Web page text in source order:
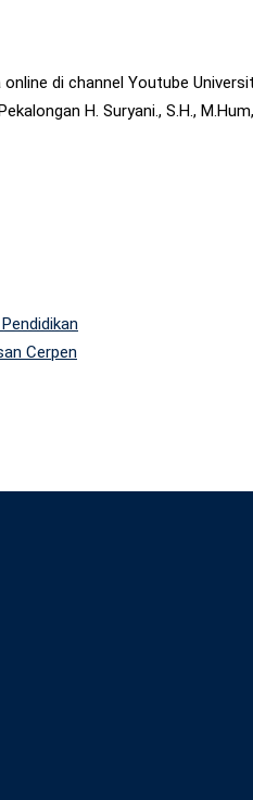
di channel Youtube
H. Suryani., S.H.,
Cerpen